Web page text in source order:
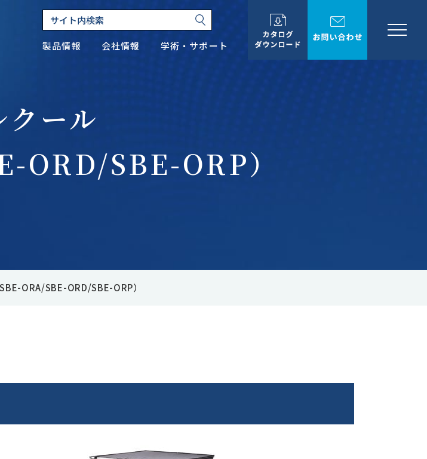
- 回転式蒸留装置の特長
- ハイドラフロックの特長
- 新型コロナウイルス関連
- 感染対策関連
製品情報 会社情報 学術・サポート
クール
ORD/SBE-ORP）
ORA/SBE-ORD/SBE-ORP）